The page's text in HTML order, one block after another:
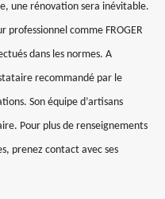
une rénovation sera inévitable.
professionnel comme FROGER
dans les normes. A
recommandé par le
Son équipe d’artisans
Pour plus de renseignements
prenez contact avec ses